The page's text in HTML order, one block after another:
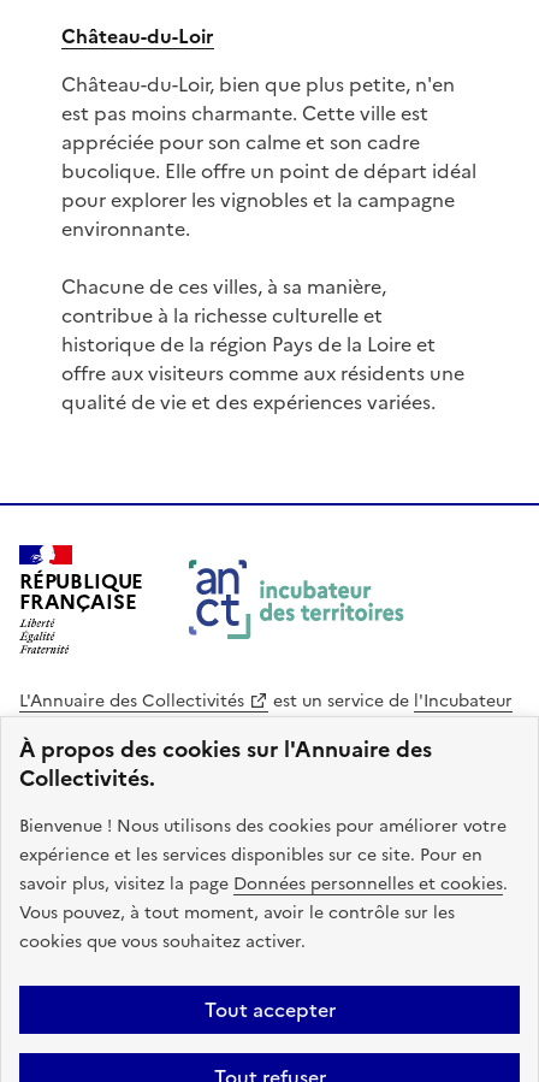
À propos des cookies sur l'Annuaire des
Collectivités.
Bienvenue ! Nous utilisons des cookies pour améliorer votre
expérience et les services disponibles sur ce site. Pour en
savoir plus, visitez la page Données personnelles et cookies.
Vous pouvez, à tout moment, avoir le contrôle sur les
cookies que vous souhaitez activer.
Tout accepter
Château-du-Loir
Château-du-Loir, bien que plus petite, n'en
est pas moins charmante. Cette ville est
appréciée pour son calme et son cadre
bucolique. Elle offre un point de départ idéal
pour explorer les vignobles et la campagne
environnante.
Chacune de ces villes, à sa manière,
contribue à la richesse culturelle et
historique de la région Pays de la Loire et
offre aux visiteurs comme aux résidents une
qualité de vie et des expériences variées.
RÉPUBLIQUE
FRANÇAISE
L'Annuaire des Collectivités est un service de l'Incubateur
des Territoires
Cohésion des Territoires
. Le code source de ce site web
est disponible en licence libre. Le design de ce site est conçu
avec le système de design de l’État.
legifrance.gouv.fr
info.gouv.fr
service-public.gouv.fr
data.gouv.fr
Plan du site Accessibilite : non conforme
Mentions légales
Politique de confidentialité
Gestion des cookies FAQ
Kit de